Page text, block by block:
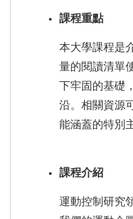
課程重點
本大學課程是
量的閱讀清單
下牢固的基礎
沿。相關資源
能涵蓋的特別
課程介紹
運動控制研究